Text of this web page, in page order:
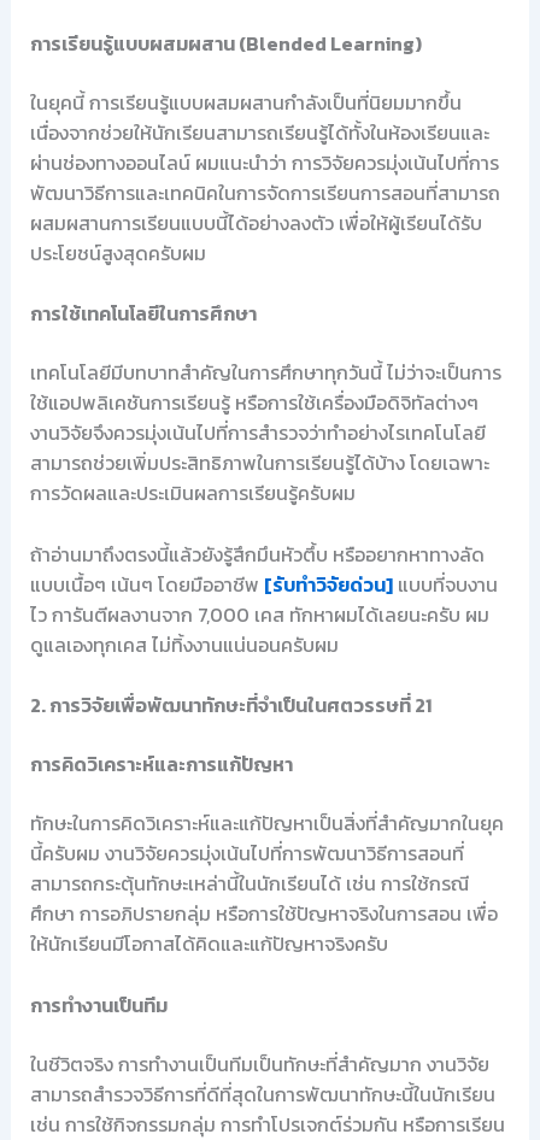
การเรียนรู้แบบผสมผสาน (Blended Learning)
ในยุคนี้ การเรียนรู้แบบผสมผสานกำลังเป็นที่นิยมมากขึ้น
เนื่องจากช่วยให้นักเรียนสามารถเรียนรู้ได้ทั้งในห้องเรียนและ
ผ่านช่องทางออนไลน์ ผมแนะนำว่า การวิจัยควรมุ่งเน้นไปที่การ
พัฒนาวิธีการและเทคนิคในการจัดการเรียนการสอนที่สามารถ
ผสมผสานการเรียนแบบนี้ได้อย่างลงตัว เพื่อให้ผู้เรียนได้รับ
ประโยชน์สูงสุดครับผม
การใช้เทคโนโลยีในการศึกษา
เทคโนโลยีมีบทบาทสำคัญในการศึกษาทุกวันนี้ ไม่ว่าจะเป็นการ
ใช้แอปพลิเคชันการเรียนรู้ หรือการใช้เครื่องมือดิจิทัลต่างๆ
งานวิจัยจึงควรมุ่งเน้นไปที่การสำรวจว่าทำอย่างไรเทคโนโลยี
สามารถช่วยเพิ่มประสิทธิภาพในการเรียนรู้ได้บ้าง โดยเฉพาะ
การวัดผลและประเมินผลการเรียนรู้ครับผม
ถ้าอ่านมาถึงตรงนี้แล้วยังรู้สึกมึนหัวตึ้บ หรืออยากหาทางลัด
แบบเนื้อๆ เน้นๆ โดยมืออาชีพ [รับทำวิจัยด่วน]แบบที่จบงาน
ไว การันตีผลงานจาก 7,000 เคส ทักหาผมได้เลยนะครับ ผม
ดูแลเองทุกเคส ไม่ทิ้งงานแน่นอนครับผม
2. การวิจัยเพื่อพัฒนาทักษะที่จำเป็นในศตวรรษที่ 21
การคิดวิเคราะห์และการแก้ปัญหา
ทักษะในการคิดวิเคราะห์และแก้ปัญหาเป็นสิ่งที่สำคัญมากในยุค
นี้ครับผม งานวิจัยควรมุ่งเน้นไปที่การพัฒนาวิธีการสอนที่
สามารถกระตุ้นทักษะเหล่านี้ในนักเรียนได้ เช่น การใช้กรณี
ศึกษา การอภิปรายกลุ่ม หรือการใช้ปัญหาจริงในการสอน เพื่อ
ให้นักเรียนมีโอกาสได้คิดและแก้ปัญหาจริงครับ
การทำงานเป็นทีม
ในชีวิตจริง การทำงานเป็นทีมเป็นทักษะที่สำคัญมาก งานวิจัย
สามารถสำรวจวิธีการที่ดีที่สุดในการพัฒนาทักษะนี้ในนักเรียน
เช่น การใช้กิจกรรมกลุ่ม การทำโปรเจกต์ร่วมกัน หรือการเรียน